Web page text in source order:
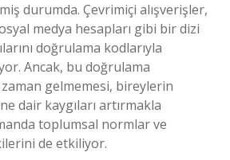
durumda. Çevrimiçi alışverişler,
medya hesapları gibi bir dizi
doğrulama kodlarıyla
Ancak, bu doğrulama
zaman gelmemesi, bireylerin
dair kaygıları artırmakla
toplumsal normlar ve
de etkiliyor.